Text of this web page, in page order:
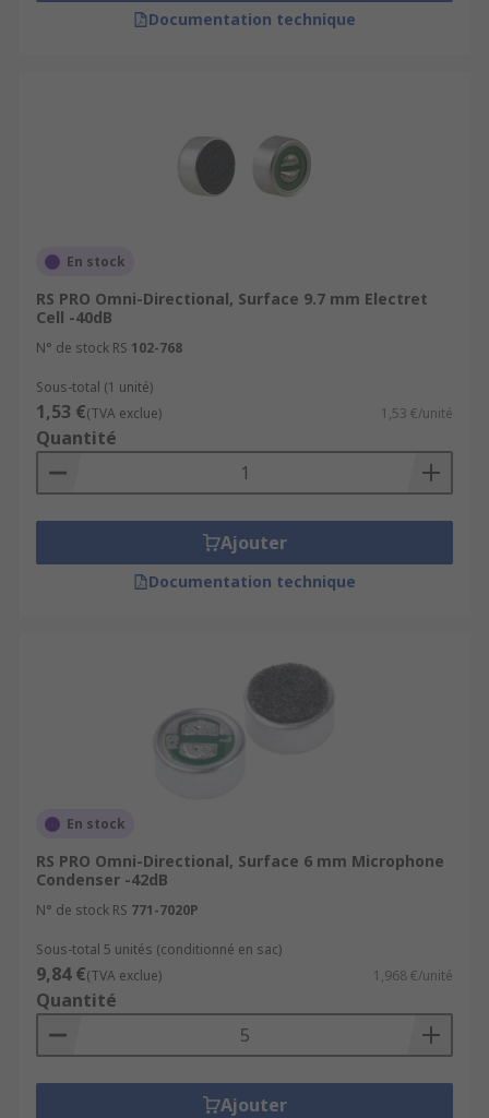
Documentation technique
En stock
RS PRO Omni-Directional, Surface 9.7 mm Electret
Cell -40dB
N° de stock RS 102-768
Sous-total (1 unité)
1,53 €(TVA exclue) 1,53 €/unité
Quantité
Ajouter
Documentation technique
En stock
RS PRO Omni-Directional, Surface 6 mm Microphone
Condenser -42dB
N° de stock RS 771-7020P
Sous-total 5 unités (conditionné en sac)
9,84 €(TVA exclue) 1,968 €/unité
Quantité
Ajouter